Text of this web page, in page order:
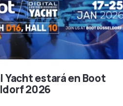
Yacht estará en Boot
2026